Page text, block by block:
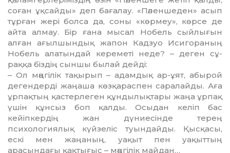
соған ұқсайды» деп бағалау. «Пәленше­ден» асып
тұрған жері болса да, соны «көрмеу», көрсе де
айта ал­мау. Бір ғана мысал Нобель сый­лы­ғын
алған ағылшындық жапон Кадзуо Исигораның
Нобель ала­тын­­дай кереметі неде? – деген сұ­
раққа біздің сыншы былай дейді:
– Ол мәңгілік тақырып – адам­дық ар-ұят, абырой
дегендерді жаңаша көзқараспен саралайды. Аға
ұрпақтың қастерлеген құн­ды­лықтары жаңа ұрпақ
үшін құнсыз боп қалды. Осыдан келіп бас
кейіпкердің жан дүниесінде терең
психологиялық күйзеліс туындай­ды. Қысқасы,
ескі мен жаңаның, уақыт пен уақыттың
арасындағы қақтығыс – мәңгілік майдан…